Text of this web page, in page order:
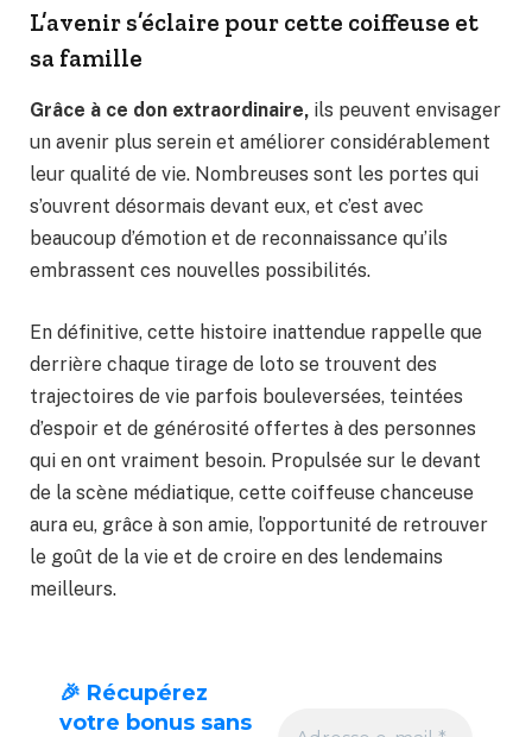
L’avenir s’éclaire pour cette coiffeuse et
sa famille
Grâce à ce don extraordinaire, ils peuvent envisager
un avenir plus serein et améliorer considérablement
leur qualité de vie. Nombreuses sont les portes qui
s’ouvrent désormais devant eux, et c’est avec
beaucoup d’émotion et de reconnaissance qu’ils
embrassent ces nouvelles possibilités.
En définitive, cette histoire inattendue rappelle que
derrière chaque tirage de loto se trouvent des
trajectoires de vie parfois bouleversées, teintées
d’espoir et de générosité offertes à des personnes
qui en ont vraiment besoin. Propulsée sur le devant
de la scène médiatique, cette coiffeuse chanceuse
aura eu, grâce à son amie, l’opportunité de retrouver
le goût de la vie et de croire en des lendemains
meilleurs.
🎉 Récupérez
votre bonus sans